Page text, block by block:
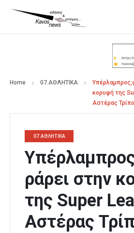
Home 07.ΑΘΛΗΤΙΚΑ
κορυφή της
Αστέρας
07.ΑΘΛΗΤΙΚΑ
ράρει στην
της Super
Αστέρας